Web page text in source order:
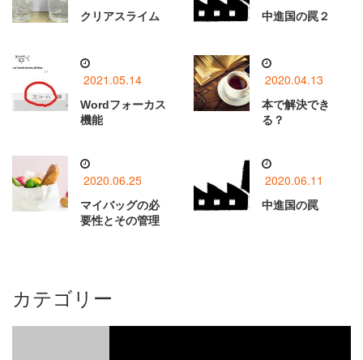
クリアスライム 中進国の罠２
2021.05.14
Wordフォーカス
機能
2020.04.13
本で解決でき
る？
2020.06.25
マイバッグの必
要性とその管理
2020.06.11
中進国の罠
カテゴリー